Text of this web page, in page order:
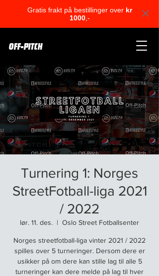
Gratis frakt på bestillinger over kr
1000,-
OFF-PITCH
Turnering 1: Norges
StreetFotball-liga 2021
/ 2022
lør. 11. des.
  |
Oslo Street Fotballsenter
Norges streetfotball-liga vinter 2021 / 2022
spilles over 5 turneringer. Dersom dere er
usikker på om dere kan stille lag til alle 5
turneringer kan dere melde på lag til hver